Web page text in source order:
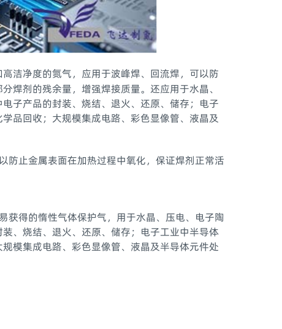
高洁净度的氮气，应用于波峰焊、回流焊，可以防
焊剂的残余量，增强焊接质量。还应用于水晶、
子产品的封装、烧结、退火、还原、储存；电子
品回收；大规模集成电路、彩色显像管、液晶及
防止金属表面在加热过程中氧化，保证焊剂正常活
获得的惰性气体保护气，用于水晶、压电、电子陶
、烧结、退火、还原、储存；电子工业中半导体
模集成电路、彩色显像管、液晶及半导体元件处